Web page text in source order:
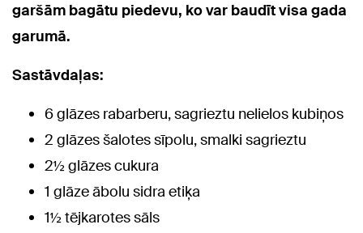
garšām bagātu piedevu, ko var baudīt visa gada
garumā.
Sastāvdaļas:
6 glāzes rabarberu, sagrieztu nelielos kubiņos
2 glāzes šalotes sīpolu, smalki sagrieztu
2½ glāzes cukura
1 glāze ābolu sidra etiķa
1½ tējkarotes sāls